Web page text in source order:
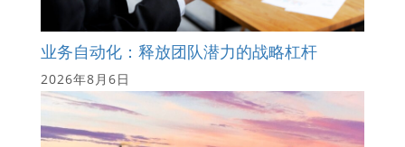
业务自动化：释放团队潜力的战略杠杆
2026年8月6日